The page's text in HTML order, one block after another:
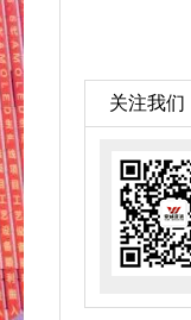
关注我们